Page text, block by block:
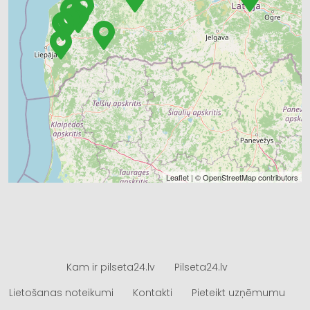
Leaflet | ©OpenStreetMapcontributors
Kam ir pilseta24.lv
Pilseta24.lv
Lietošanas noteikumi
Kontakti Pieteikt uzņēmumu